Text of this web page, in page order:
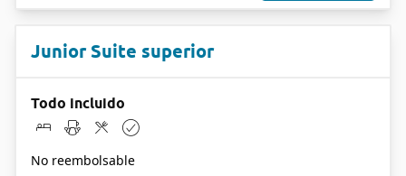
Junior Suite superior
Todo incluido
No reembolsable